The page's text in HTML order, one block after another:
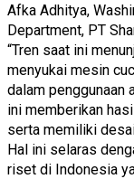
Afka Adhitya,
Department, PT
“Tren saat ini
menyukai mesin
dalam penggunaan
ini memberikan
serta memiliki
Hal ini selaras
riset di Indonesia